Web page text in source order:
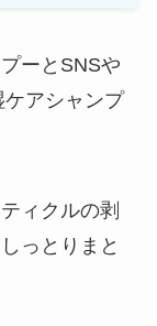
ーとSNSや
アシャンプ
ィクルの剥
っとりまと